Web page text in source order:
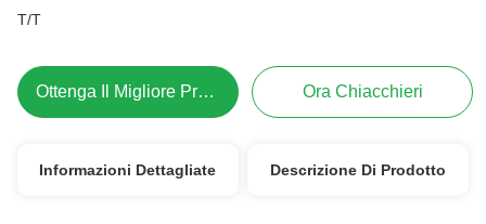
T/T
Ottenga Il Migliore Prezzo Ora Chiacchieri
Informazioni Dettagliate Descrizione Di Prodotto